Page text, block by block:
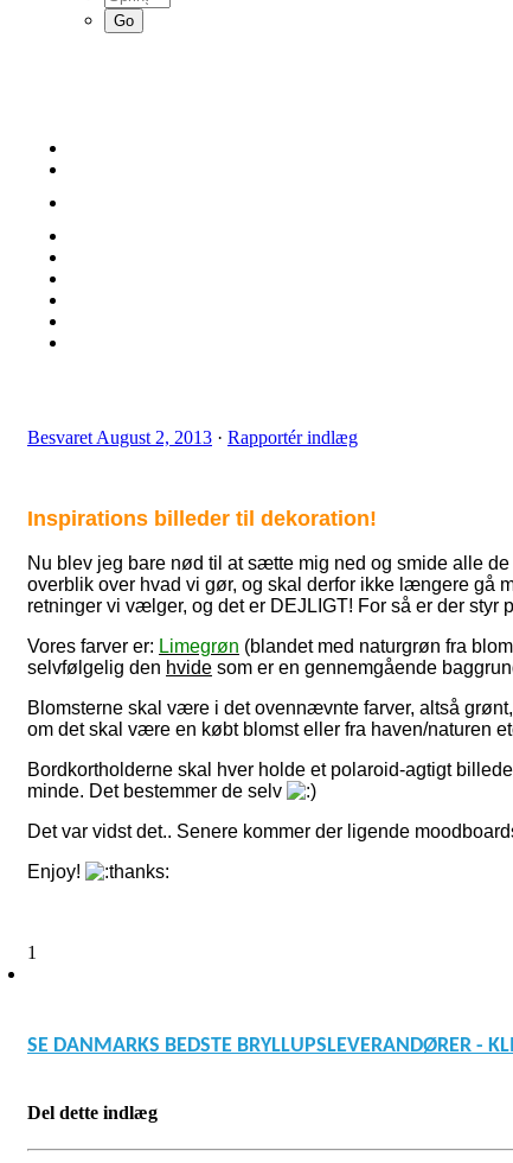
Besvaret August 2, 2013 · Rapportér indlæg
Inspirations billeder til dekoration!
Nu blev jeg bare nød til at sætte mig ned og smide alle
overblik over hvad vi gør, og skal derfor ikke længere gå
retninger vi vælger, og det er DEJLIGT! For så er der styr
Vores farver er: Limegrøn (blandet med naturgrøn fra
selvfølgelig den hvide som er en gennemgående
Blomsterne skal være i det ovennævnte farver, altså
om det skal være en købt blomst eller fra haven/naturen
Bordkortholderne skal hver holde et polaroid-agtigt
minde. Det bestemmer de selv
Det var vidst det.. Senere kommer der ligende
Enjoy!
1
SE DANMARKS BEDSTE BRYLLUPSLEVERANDØRER -
Del dette indlæg